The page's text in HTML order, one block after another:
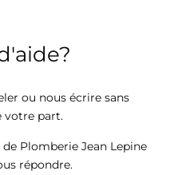
ou nous écrire sans
votre part.
Plomberie Jean Lepine
répondre.